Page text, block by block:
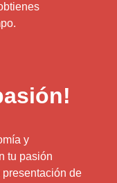
y
tu pasión
presentación de